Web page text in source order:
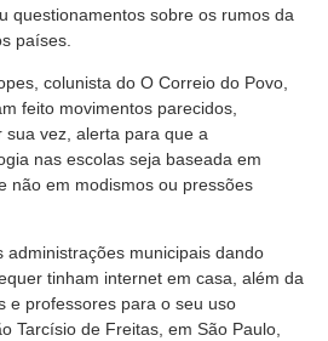
questionamentos sobre os rumos da
países.
colunista do O Correio do Povo,
feito movimentos parecidos,
sua vez, alerta para que a
nas escolas seja baseada em
não em modismos ou pressões
administrações municipais dando
tinham internet em casa, além da
e professores para o seu uso
Tarcísio de Freitas, em São Paulo,